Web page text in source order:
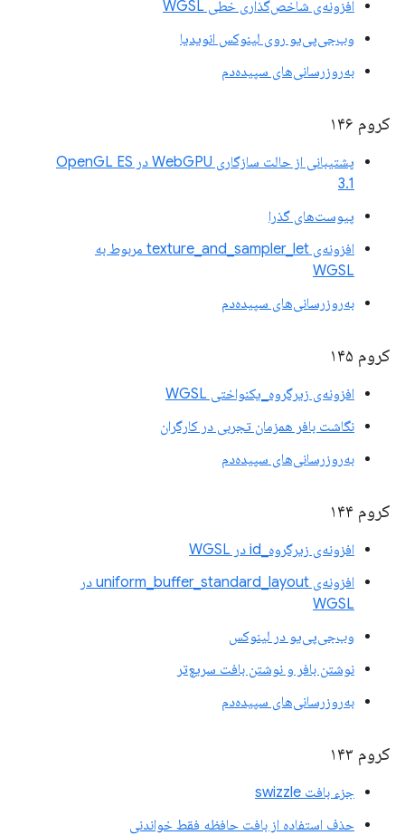
افزونه‌ی شاخص‌گذاری خطی WGSL
وب‌جی‌پی‌یو روی لینوکس انویدیا
به‌روزرسانی‌های سپیده‌دم
کروم ۱۴۶
پشتیبانی از حالت سازگاری WebGPU در OpenGL ES
3.1
پیوست‌های گذرا
افزونه‌ی texture_and_sampler_let مربوط به
WGSL
به‌روزرسانی‌های سپیده‌دم
کروم ۱۴۵
افزونه‌ی زیرگروه_یکنواختی WGSL
نگاشت بافر همزمان تجربی در کارگران
به‌روزرسانی‌های سپیده‌دم
کروم ۱۴۴
افزونه‌ی زیرگروه_id در WGSL
افزونه‌ی uniform_buffer_standard_layout در
WGSL
وب‌جی‌پی‌یو در لینوکس
نوشتن بافر و نوشتن بافت سریع‌تر
به‌روزرسانی‌های سپیده‌دم
کروم ۱۴۳
جزء بافت swizzle
حذف استفاده از بافت حافظه فقط خواندنی